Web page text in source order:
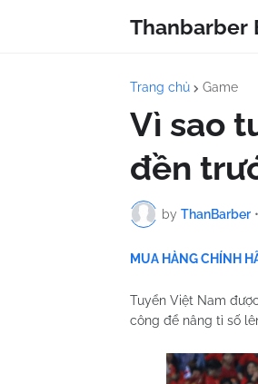
Thanbarber
Trang chủ Game
Vì sao
đền
by ThanBarber •
MUA HÀNG CHÍNH
Tuyển Việt Nam
công để nâng tỉ số